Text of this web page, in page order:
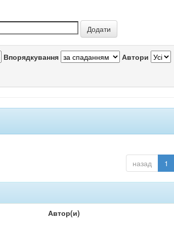
Впорядкування Автори
назад 1
Автор(и)